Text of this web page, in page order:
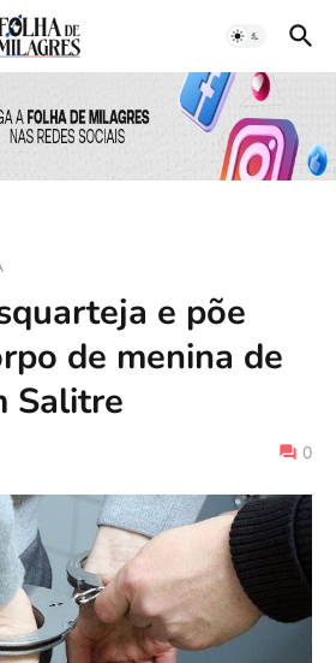
e põe
de menina de
Salitre
0